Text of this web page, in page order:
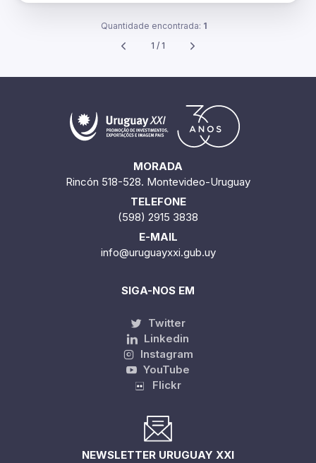
Quantidade encontrada: 1
1 / 1
MORADA
Rincón 518-528. Montevideo-Uruguay
TELEFONE
(598) 2915 3838
E-MAIL
info@uruguayxxi.gub.uy
SIGA-NOS EM
Twitter
Linkedin
Instagram
YouTube
Flickr
NEWSLETTER URUGUAY XXI